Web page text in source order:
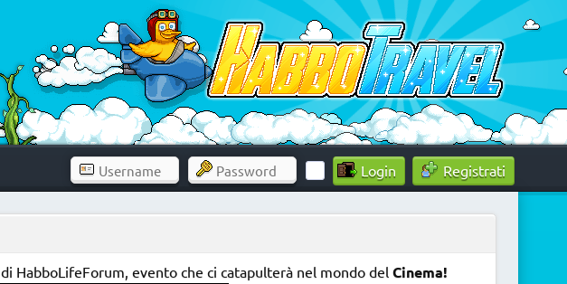
Registrati
di HabboLifeForum, evento che ci catapulterà nel mondo del Cinema!